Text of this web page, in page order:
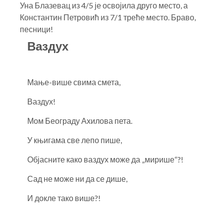
Уна Блазевац из 4/5 је освојила друго место, а
Константин Петровић из 7/1 треће место. Браво,
песници!
Ваздух
Мање-више свима смета,
Ваздух!
Мом Београду Ахилова пета.
У књигама све лепо пише,
Објасните како ваздух може да „мирише“?!
Сад не може ни да се дише,
И докле тако више?!